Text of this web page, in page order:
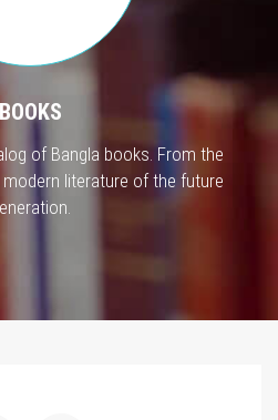
BOOKS
of Bangla books. From the
literature of the future